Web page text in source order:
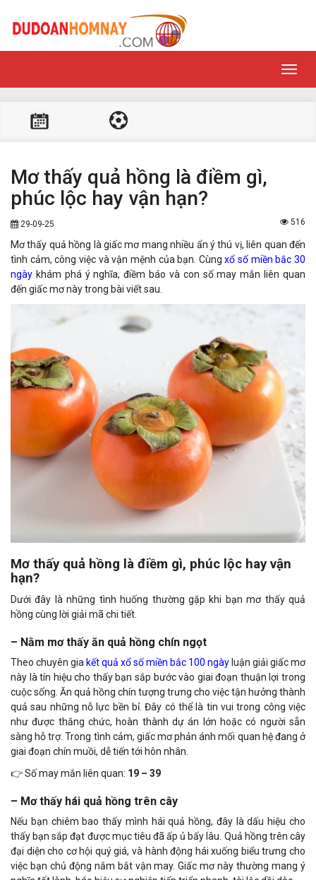
Mơ thấy quả hồng là điềm gì,
phúc lộc hay vận hạn?
29-09-25 516
Mơ thấy quả hồng là giấc mơ mang nhiều ẩn ý thú vị, liên quan đến
tình cảm, công việc và vận mệnh của bạn. Cùngxổ số miền bắc 30
ngày khám phá ý nghĩa, điềm báo và con số may mắn liên quan
đến giấc mơ này trong bài viết sau.
Mơ thấy quả hồng là điềm gì, phúc lộc hay vận
hạn?
Dưới đây là những tình huống thường gặp khi bạn mơ thấy quả
hồng cùng lời giải mã chi tiết.
– Nằm mơ thấy ăn quả hồng chín ngọt
Theo chuyên gia kết quả xổ số miền bắc 100 ngày luận giải giấc mơ
này là tín hiệu cho thấy bạn sắp bước vào giai đoạn thuận lợi trong
cuộc sống. Ăn quả hồng chín tượng trưng cho việc tận hưởng thành
quả sau những nỗ lực bền bỉ. Đây có thể là tin vui trong công việc
như được thăng chức, hoàn thành dự án lớn hoặc có người sẵn
sàng hỗ trợ. Trong tình cảm, giấc mơ phản ánh mối quan hệ đang ở
giai đoạn chín muồi, dễ tiến tới hôn nhân.
👉 Số may mắn liên quan: 19 – 39
– Mơ thấy hái quả hồng trên cây
Nếu bạn chiêm bao thấy mình hái quả hồng, đây là dấu hiệu cho
thấy bạn sắp đạt được mục tiêu đã ấp ủ bấy lâu. Quả hồng trên cây
đại diện cho cơ hội quý giá, và hành động hái xuống biểu trưng cho
việc bạn chủ động nắm bắt vận may. Giấc mơ này thường mang ý